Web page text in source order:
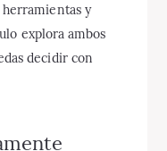
y
explora ambos
decidir con